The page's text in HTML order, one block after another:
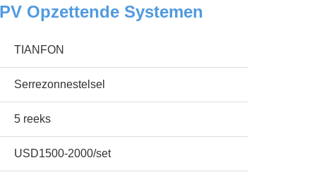
Opzettende Systemen
TIANFON
Serrezonnestelsel
5 reeks
USD1500-2000/set